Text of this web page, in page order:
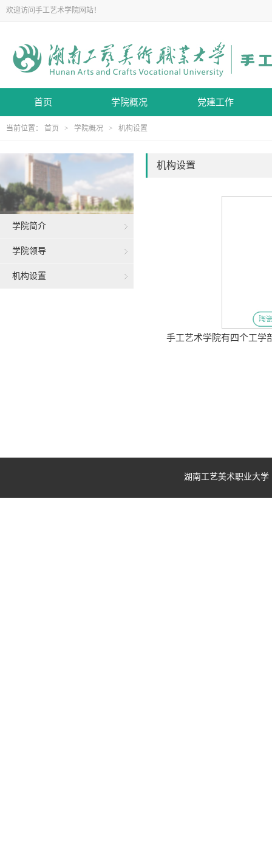
欢迎访问手工艺术学院网站！
首页 学院概况 党建工作
当前位置： 首页 > 学院概况 > 机构设置
学院简介
学院领导
机构设置
机构设置
手工艺术学院有四个工学
湖南工艺美术职业大